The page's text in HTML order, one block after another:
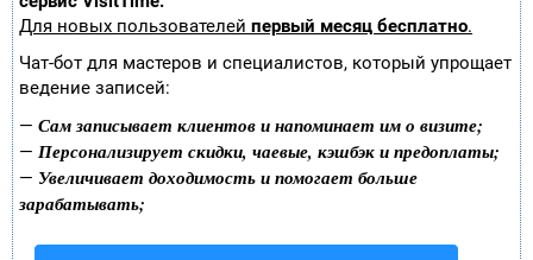
Для новых пользователей первый месяц бесплатно.
Чат-бот для мастеров и специалистов, который упрощает
ведение записей:
— Сам записывает клиентов и напоминает им о визите;
— Персонализирует скидки, чаевые, кэшбэк и предоплаты;
— Увеличивает доходимость и помогает больше
зарабатывать;